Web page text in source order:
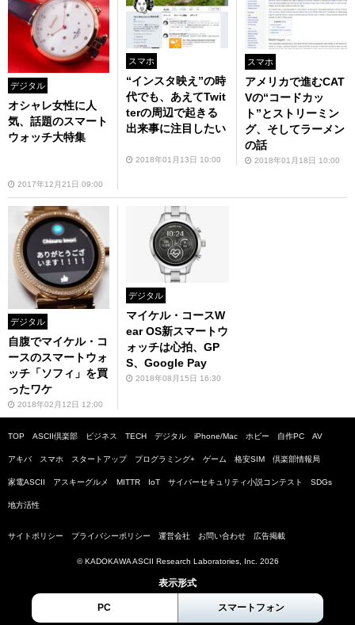
デジタル
オシャレ女性に人
気、話題のスマート
ウォッチ大特集
2017年12月21日 09:00
スマホ
“インスタ映え”の時
代でも、あえてTwit
terの周辺で起きる
出来事に注目したい
2018年01月13日 10:00
スマホ
アメリカで進むCAT
Vの“コードカッ
ト”とストリーミン
グ、そしてラーメン
の話
2018年01月18日 10:00
デジタル
自腹でマイケル・コ
ースのスマートウォ
ッチ「ソフィ」を買
ったワケ
2018年02月12日 12:00
デジタル
マイケル・コースW
ear OS新スマートウ
ォッチは心拍、GP
S、Google Pay
2018年08月15日 16:30
TOP ASCII倶楽部 ビジネス TECH デジタル iPhone/Mac ホビー 自作PC AV
アキバ スマホ スタートアップ プログラミング+ ゲーム 格安SIM 倶楽部情報局
家電ASCII アスキーグルメ MITTR IoT サイバーセキュリティ小説コンテスト SDGs
地方活性
サイトポリシー プライバシーポリシー 運営会社 お問い合わせ 広告掲載
© KADOKAWA ASCII Research Laboratories, Inc. 2026
表示形式
PC スマートフォン